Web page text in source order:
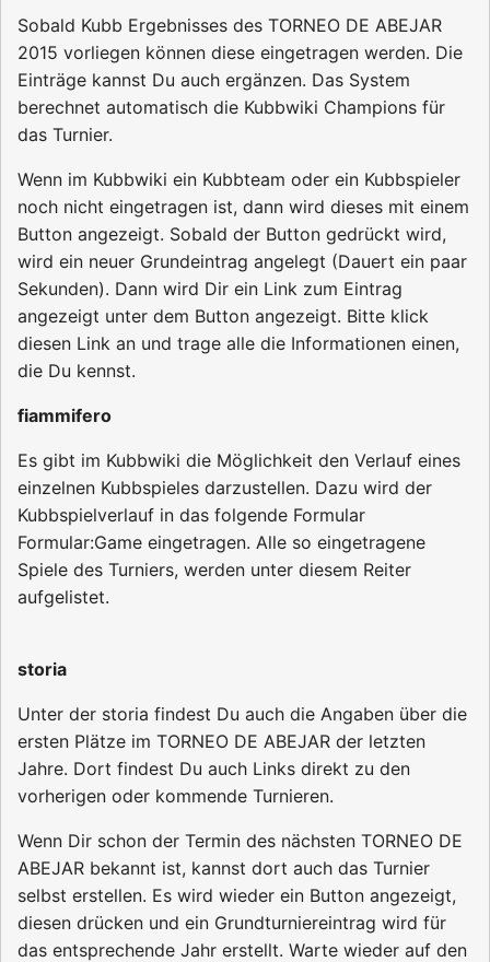
Sobald Kubb Ergebnisses des TORNEO DE ABEJAR
2015 vorliegen können diese eingetragen werden. Die
Einträge kannst Du auch ergänzen. Das System
berechnet automatisch die Kubbwiki Champions für
das Turnier.
Wenn im Kubbwiki ein Kubbteam oder ein Kubbspieler
noch nicht eingetragen ist, dann wird dieses mit einem
Button angezeigt. Sobald der Button gedrückt wird,
wird ein neuer Grundeintrag angelegt (Dauert ein paar
Sekunden). Dann wird Dir ein Link zum Eintrag
angezeigt unter dem Button angezeigt. Bitte klick
diesen Link an und trage alle die Informationen einen,
die Du kennst.
fiammifero
Es gibt im Kubbwiki die Möglichkeit den Verlauf eines
einzelnen Kubbspieles darzustellen. Dazu wird der
Kubbspielverlauf in das folgende Formular
Formular:Game eingetragen. Alle so eingetragene
Spiele des Turniers, werden unter diesem Reiter
aufgelistet.
storia
Unter der storia findest Du auch die Angaben über die
ersten Plätze im TORNEO DE ABEJAR der letzten
Jahre. Dort findest Du auch Links direkt zu den
vorherigen oder kommende Turnieren.
Wenn Dir schon der Termin des nächsten TORNEO DE
ABEJAR bekannt ist, kannst dort auch das Turnier
selbst erstellen. Es wird wieder ein Button angezeigt,
diesen drücken und ein Grundturniereintrag wird für
das entsprechende Jahr erstellt. Warte wieder auf den